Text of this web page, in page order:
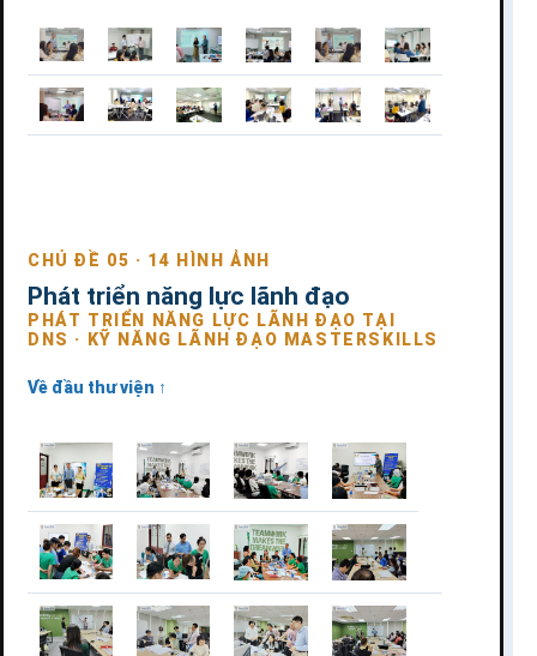
CHỦ ĐỀ 05 · 14 HÌNH ẢNH
Phát triển năng lực lãnh đạo
PHÁT TRIỂN NĂNG LỰC LÃNH ĐẠO TẠI
DNS · KỸ NĂNG LÃNH ĐẠO MASTERSKILLS
Về đầu thư viện ↑